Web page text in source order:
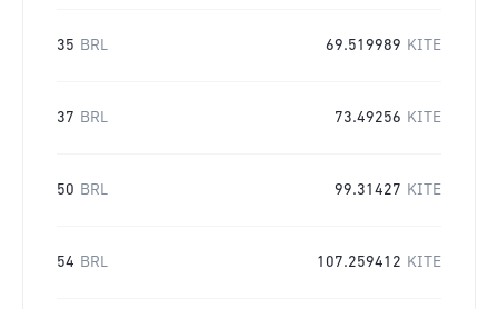
35 BRL 69.519989 KITE
37 BRL 73.49256 KITE
50 BRL 99.31427 KITE
54 BRL 107.259412 KITE